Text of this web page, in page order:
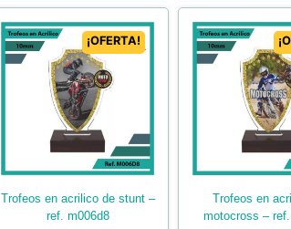
¡OFERTA!
trofeos en acrilico de stunt –
ref. m006d8
trofeos en acrilico de
motocross –